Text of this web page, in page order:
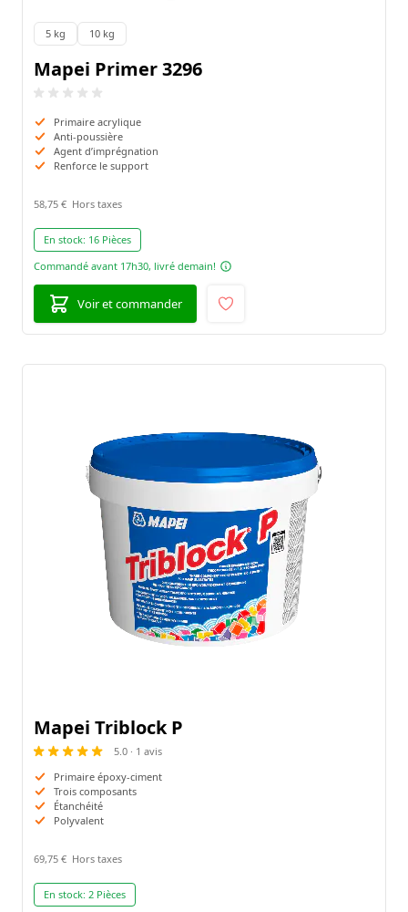
Emballage:
5 kg 10 kg
Mapei Primer 3296
Primaire acrylique
Anti-poussière
Agent d’imprégnation
Renforce le support
58,75 €
En stock: 16 Pièces
Commandé avant 17h30, livré demain!
Voir et commander
Mapei Triblock P
5.0 · 1 avis
Primaire époxy-ciment
Trois composants
Étanchéité
Polyvalent
69,75 €
En stock: 2 Pièces